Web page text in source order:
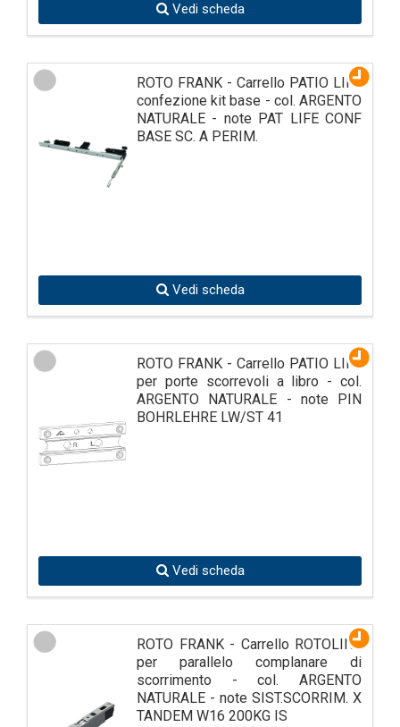
Vedi scheda
ROTO FRANK - Carrello PATIO LIFE
confezione kit base - col. ARGENTO
NATURALE - note PAT LIFE CONF
BASE SC. A PERIM.
Vedi scheda
ROTO FRANK - Carrello PATIO LIFE
per porte scorrevoli a libro - col.
ARGENTO NATURALE - note PIN
BOHRLEHRE LW/ST 41
Vedi scheda
ROTO FRANK - Carrello ROTOLINE
per parallelo complanare di
scorrimento - col. ARGENTO
NATURALE - note SIST.SCORRIM. X
TANDEM W16 200KG IS